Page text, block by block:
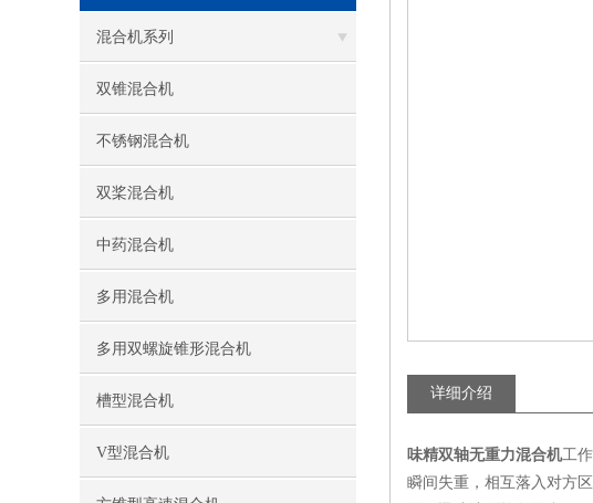
混合机系列
双锥混合机
不锈钢混合机
双桨混合机
中药混合机
多用混合机
多用双螺旋锥形混合机
槽型混合机
V型混合机
详细介绍
味精双轴无重力混合机工
瞬间失重，相互落入对方